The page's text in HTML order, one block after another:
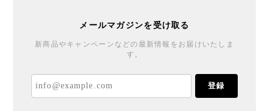
メールマガジンを受け取る
新商品やキャンペーンなどの最新情報をお届けいたしま
す。
登録